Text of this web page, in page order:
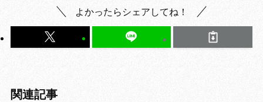
よかったらシェアしてね！
関連記事